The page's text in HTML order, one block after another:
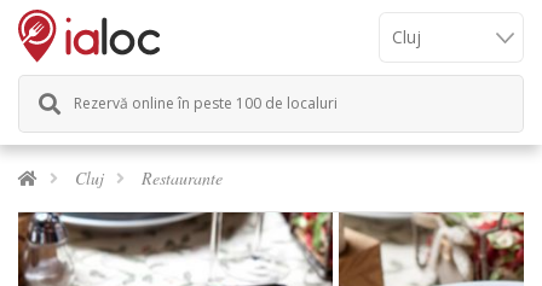
Rezervă online în peste 100 de localuri
Cluj Restaurante